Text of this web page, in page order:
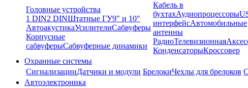
Головные устройства
1 DIN2 DINШтатные ГУ9" и 10"
АвтоакустикаУсилителиСабвуферы
Корпусные
сабвуферыСабвуферные динамики
Кабель в
бухтахАудиопроцессоры
интерфейсАвтомобильные
антенны
РадиоТелевизионная
КонденсаторыКроссовер
Охранные системы
СигнализацииДатчики и модули БрелокиЧехлы для брелоков
Автоэлектроника